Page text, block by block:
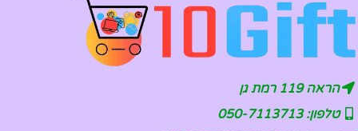
הראה 119 רמת גן
טלפון: 050-7113713